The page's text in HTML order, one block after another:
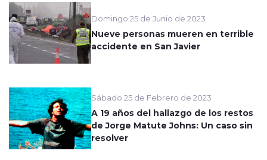
Domingo 25 de Junio de 2023
Nueve personas mueren en terrible
accidente en San Javier
Sábado 25 de Febrero de 2023
A 19 años del hallazgo de los restos
de Jorge Matute Johns: Un caso sin
resolver